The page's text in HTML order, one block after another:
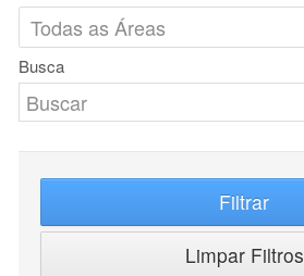
Busca
Filtrar
Limpar Filtros